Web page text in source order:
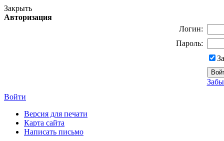
Закрыть
Авторизация
Логин:
Пароль:
Войти
Версия для печати
Карта сайта
Написать письмо